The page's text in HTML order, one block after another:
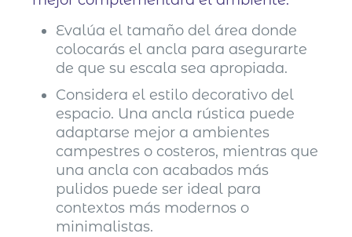
Evalúa el tamaño del área donde
colocarás el ancla para asegurarte
de que su escala sea apropiada.
Considera el estilo decorativo del
espacio. Una ancla rústica puede
adaptarse mejor a ambientes
campestres o costeros, mientras que
una ancla con acabados más
pulidos puede ser ideal para
contextos más modernos o
minimalistas.